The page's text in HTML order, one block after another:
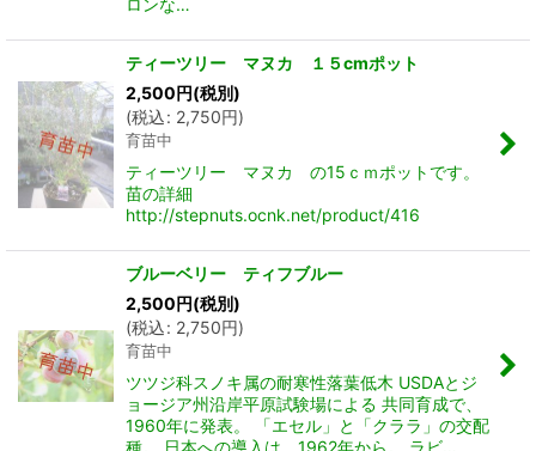
ティーツリー マヌカ １５cmポット
2,500円(税別)
(税込: 2,750円)
育苗中
ティーツリー マヌカ の15ｃｍポットです。
苗の詳細
http://stepnuts.ocnk.net/product/416
ブルーベリー ティフブルー
2,500円(税別)
(税込: 2,750円)
育苗中
ツツジ科スノキ属の耐寒性落葉低木 USDAとジ
ョージア州沿岸平原試験場による 共同育成で、
1960年に発表。 「エセル」と「クララ」の交配
種。 日本への導入は、1962年から。 ラビ…